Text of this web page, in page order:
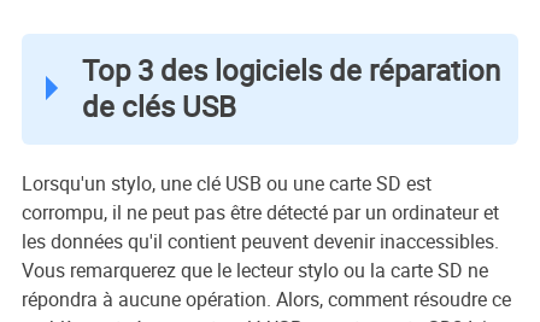
Top 3 des logiciels de réparation
de clés USB
Lorsqu'un stylo, une clé USB ou une carte SD est
corrompu, il ne peut pas être détecté par un ordinateur et
les données qu'il contient peuvent devenir inaccessibles.
Vous remarquerez que le lecteur stylo ou la carte SD ne
répondra à aucune opération. Alors, comment résoudre ce